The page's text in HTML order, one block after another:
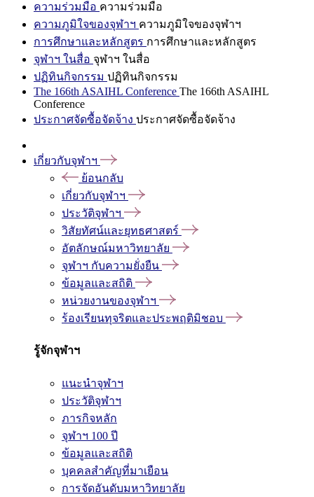
ความร่วมมือ ความร่วมมือ
ความภูมิใจของจุฬาฯ ความภูมิใจของจุฬาฯ
การศึกษาและหลักสูตร การศึกษาและหลักสูตร
จุฬาฯ ในสื่อ จุฬาฯ ในสื่อ
ปฏิทินกิจกรรม ปฏิทินกิจกรรม
The 166th ASAIHL Conference The 166th ASAIHL
Conference
ประกาศจัดซื้อจัดจ้าง ประกาศจัดซื้อจัดจ้าง
เกี่ยวกับจุฬาฯ
ย้อนกลับ
เกี่ยวกับจุฬาฯ
ประวัติจุฬาฯ
วิสัยทัศน์และยุทธศาสตร์
อัตลักษณ์มหาวิทยาลัย
จุฬาฯ กับความยั่งยืน
ข้อมูลและสถิติ
หน่วยงานของจุฬาฯ
ร้องเรียนทุจริตและประพฤติมิชอบ
รู้จักจุฬาฯ
แนะนำจุฬาฯ
ประวัติจุฬาฯ
ภารกิจหลัก
จุฬาฯ 100 ปี
ข้อมูลและสถิติ
บุคคลสำคัญที่มาเยือน
การจัดอันดับมหาวิทยาลัย